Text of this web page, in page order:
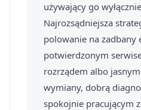
używający go
Najrozsądniejsza
polowanie na zadbany
potwierdzonym
rozrządem albo
wymiany, dobrą
spokojnie pracującym